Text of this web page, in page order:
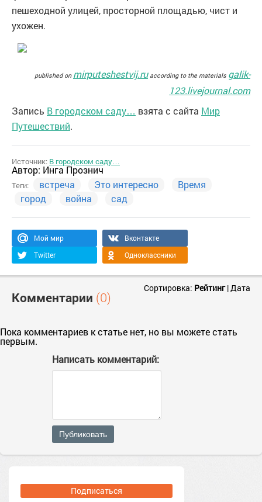
пешеходной улицей, просторной площадью, чист и
ухожен.
published on mirputeshestvij.ruaccording to the materials galik-
123.livejournal.com
Запись В городском саду… взята с сайта Мир
Путешествий.
Источник: В городском саду…
Автор: Инга Прознич
Теги: встреча Это интересно
Время
город
война сад
Мой мир
Вконтакте
Twitter
Одноклассники
Комментарии (0)
Сортировка: Рейтинг|Дата
Пока комментариев к статье нет, но вы можете стать
первым.
Написать комментарий:
Публиковать
Подписаться